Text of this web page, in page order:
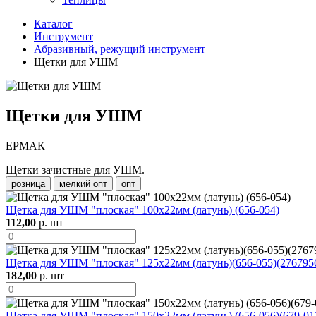
Каталог
Инструмент
Абразивный, режущий инструмент
Щетки для УШМ
Щетки для УШМ
ЕРМАК
Щетки зачистные для УШМ.
розница мелкий опт опт
Щетка для УШМ "плоская" 100х22мм (латунь) (656-054)
112,00 р. шт
Щетка для УШМ "плоская" 125х22мм (латунь)(656-
182,00 р. шт